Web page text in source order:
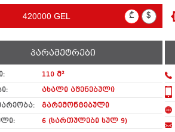
420000 GEL ₾ $
პარამეტრები
110 მ²
ახალი აშენებული
გარემონტებული
6 (სართულები სულ 9)